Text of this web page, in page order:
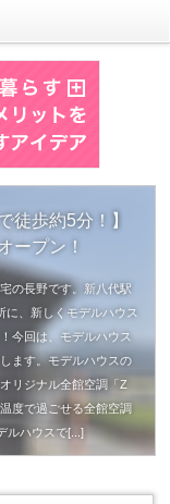
徒歩約5分！】
ープン！
の長野です。新八代駅
に、新しくモデルハウス
今回は、モデルハウス
ます。モデルハウスの
リジナル全館空調「Z
度で過ごせる全館空調
ルハウスで[...]